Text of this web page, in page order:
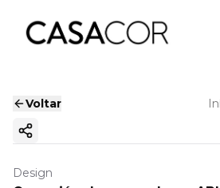
Voltar
Copiar link
Design